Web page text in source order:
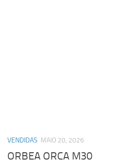
VENDIDAS MAIO 20, 2026
ORBEA ORCA M30